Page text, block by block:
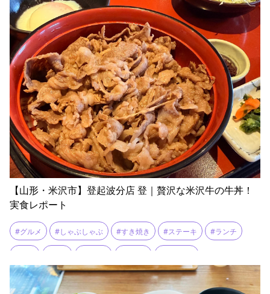
【山形・米沢市】登起波分店 登｜贅沢な米沢牛の牛丼！
実食レポート
#グルメ #しゃぶしゃぶ #すき焼き #ステーキ #ランチ